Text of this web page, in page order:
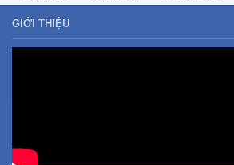
GIỚI THIỆU